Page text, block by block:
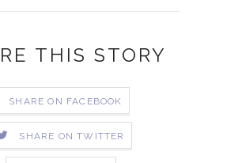
THIS STORY
SHARE ON FACEBOOK
SHARE ON TWITTER